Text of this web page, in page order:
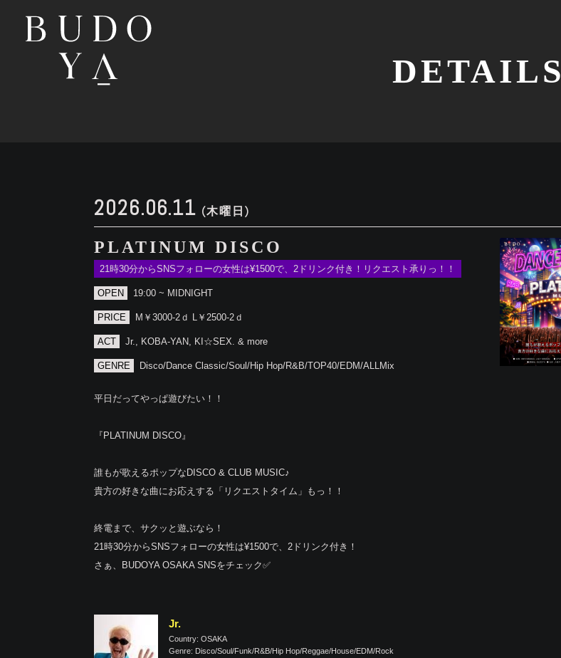
DETAILS
2026.06.11 (木曜日)
PLATINUM DISCO
21時30分からSNSフォローの女性は¥1500で、2ドリンク付き！リクエスト承りっ！！
OPEN 19:00 ~ MIDNIGHT
PRICE M￥3000-2ｄ L￥2500-2ｄ
ACT Jr., KOBA-YAN, KI☆SEX. & more
GENRE Disco/Dance Classic/Soul/Hip Hop/R&B/TOP40/EDM/ALLMix
平日だってやっぱ遊びたい！！
『PLATINUM DISCO』
誰もが歌えるポップなDISCO & CLUB MUSIC♪
貴方の好きな曲にお応えする「リクエストタイム」もっ！！
終電まで、サクッと遊ぶなら！
21時30分からSNSフォローの女性は¥1500で、2ドリンク付き！
さぁ、BUDOYA OSAKA SNSをチェック✅
Jr.
Country: OSAKA
Genre: Disco/Soul/Funk/R&B/Hip Hop/Reggae/House/EDM/Rock